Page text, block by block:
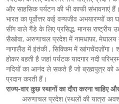
और साहसिक पर्यटन की भी काफी संभावनाएं हैं।
भारत का पूर्वोत्तर कई वन्यजीव अभयारण्यों का
सींग वाले गैंडे के लिए प्रसिद्ध, मानस राष्ट्रीय
सैखोवा, अरुणाचल प्रदेश में नामधाफा,
नागालैंड में इंतंकी , सिक्किम में खांगचेंदज़ोंगा।
होकर बहती है जहां पर्यटक यादगार नदी
नदियों का आनंद ले सकते हैं जो ब्रह्मपुत्र को
प्रदान करती हैं।
राज्य-वार कुछ स्थानों का दौरा करना चाहिए
अरुणाचल प्रदेश (स्थलों की यात्रा